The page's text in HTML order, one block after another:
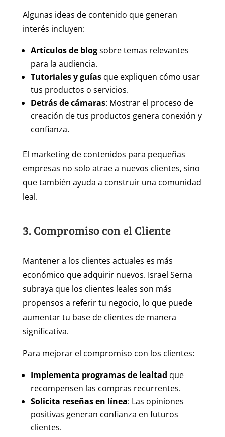
Algunas ideas de contenido que generan
interés incluyen:
Artículos de blogsobre temas relevantes
para la audiencia.
Tutoriales y guíasque expliquen cómo usar
tus productos o servicios.
Detrás de cámaras: Mostrar el proceso de
creación de tus productos genera conexión y
confianza.
El marketing de contenidos para pequeñas
empresas no solo atrae a nuevos clientes, sino
que también ayuda a construir una comunidad
leal.
3. Compromiso con el Cliente
Mantener a los clientes actuales es más
económico que adquirir nuevos. Israel Serna
subraya que los clientes leales son más
propensos a referir tu negocio, lo que puede
aumentar tu base de clientes de manera
significativa.
Para mejorar el compromiso con los clientes:
Implementa programas de lealtad que
recompensen las compras recurrentes.
Solicita reseñas en línea: Las opiniones
positivas generan confianza en futuros
clientes.